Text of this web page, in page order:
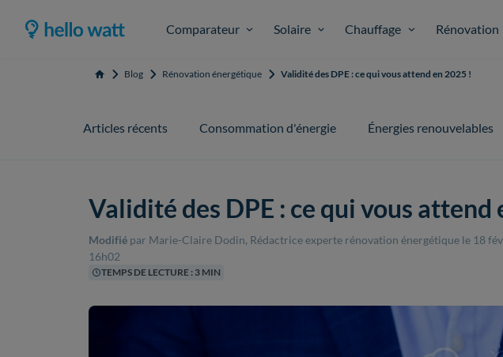
Comparateur Solaire Chauffage Rénovation
Accueil Blog Rénovation énergétique Validité des DPE : ce qui vous attend en 2025 !
Articles récents Consommation d'énergie Énergies renouvelables
Validité des DPE : ce qui vous attend
Modifié par Marie-Claire Dodin, Rédactrice experte rénovation énergétique le 18
16h02
TEMPS DE LECTURE : 3 MIN